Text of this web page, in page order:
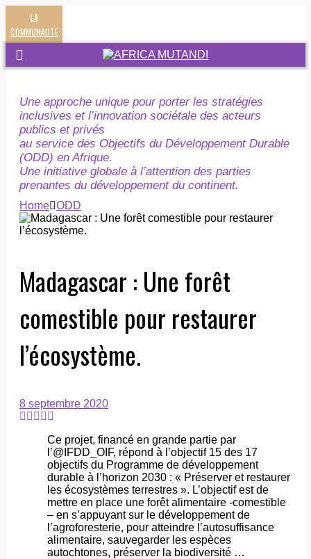
LA
COMMUNAUTE
Une approche unique pour porter les stratégies
inclusives et l’innovation sociétale des acteurs
publics et privés
au service des Objectifs du Développement Durable
(ODD) en Afrique.
Une initiative globale à l’attention des parties
prenantes du développement du continent.
Home ODD
Madagascar : Une forêt
comestible pour restaurer
l’écosystème.
8 septembre 2020
Ce projet, financé en grande partie par
l’@IFDD_OIF, répond à l’objectif 15 des 17
objectifs du Programme de développement
durable à l’horizon 2030 : « Préserver et restaurer
les écosystèmes terrestres ». L’objectif est de
mettre en place une forêt alimentaire -comestible
– en s’appuyant sur le développement de
l’agroforesterie, pour atteindre l’autosuffisance
alimentaire, sauvegarder les espèces
autochtones, préserver la biodiversité …